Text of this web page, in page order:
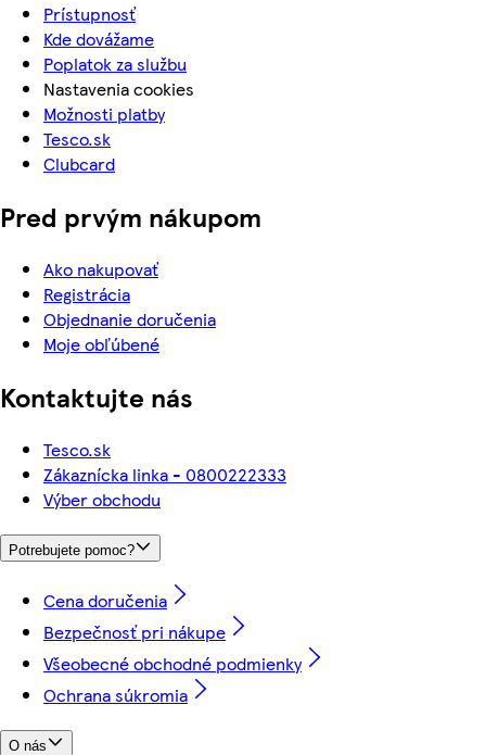
Prístupnosť
Kde dovážame
Poplatok za službu
Nastavenia cookies
Možnosti platby
Tesco.sk
Clubcard
Pred prvým nákupom
Ako nakupovať
Registrácia
Objednanie doručenia
Moje obľúbené
Kontaktujte nás
Tesco.sk
Zákaznícka linka - 0800222333
Výber obchodu
Potrebujete pomoc?
Cena doručenia
Bezpečnosť pri nákupe
Všeobecné obchodné podmienky
Ochrana súkromia
O nás